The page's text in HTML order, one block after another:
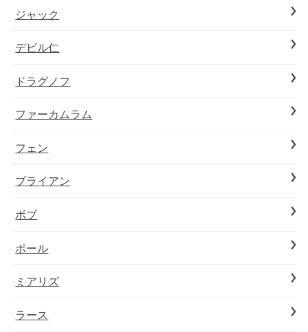
ジャック
デビル仁
ドラグノフ
ファーカムラム
フェン
ブライアン
ボブ
ポール
ミアリズ
ラース